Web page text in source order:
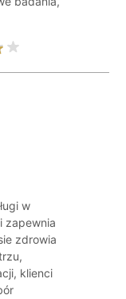
w
zapewnia
zdrowia
klienci